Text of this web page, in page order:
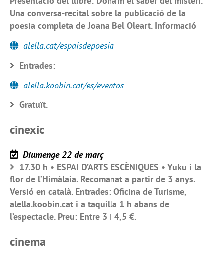
Una conversa-recital sobre la publicació de la
poesia completa de Joana Bel Oleart. Informació
alella.cat/espaisdepoesia
Entrades:
alella.koobin.cat/es/eventos
Gratuït.
cinexic
Diumenge 22 de març
17.30 h • ESPAI D’ARTS ESCÈNIQUES • Yuku i la
flor de l’Himàlaia. Recomanat a partir de 3 anys.
Versió en català. Entrades: Oficina de Turisme,
alella.koobin.cat i a taquilla 1 h abans de
l’espectacle. Preu: Entre 3 i 4,5 €.
cinema